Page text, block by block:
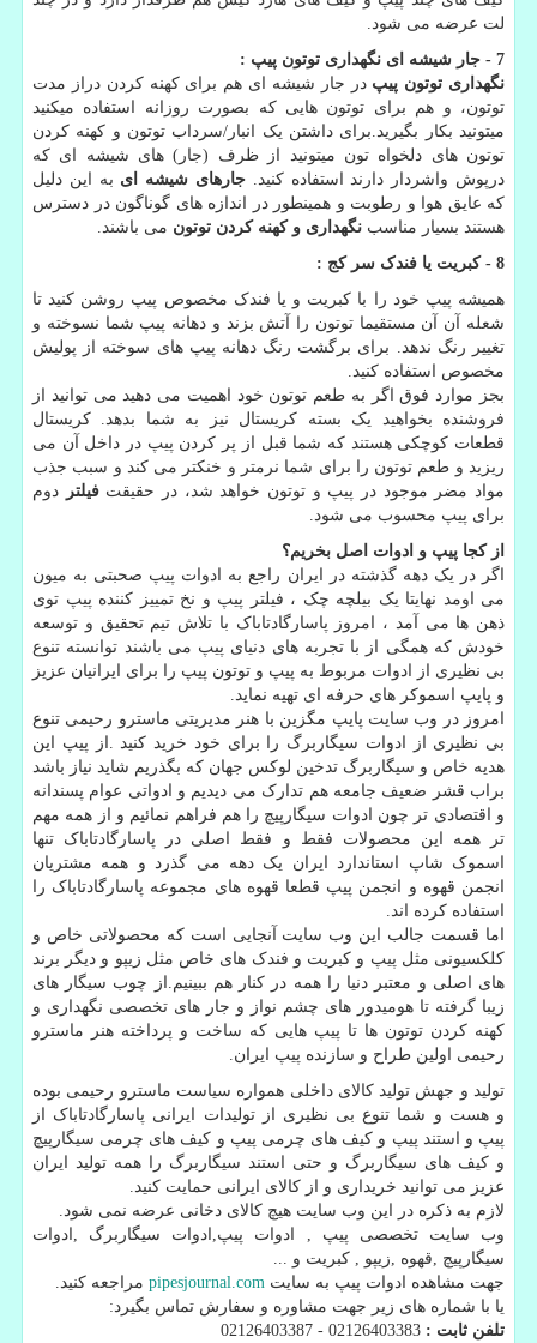
لت عرضه می شود.
7 - جار شیشه ای نگهداری توتون پیپ :
نگهداری توتون پیپ در جار شیشه ای هم برای کهنه کردن دراز مدت
توتون، و هم برای توتون هایی که بصورت روزانه استفاده میکنید
میتونید بکار بگیرید.برای داشتن یک انبار/سرداب توتون و کهنه کردن
توتون های دلخواه تون میتونید از ظرف (جار) های شیشه ای که
درپوش واشردار دارند استفاده کنید. جارهای شیشه ای به این دلیل
که عایق هوا و رطوبت و همینطور در اندازه های گوناگون در دسترس
هستند بسیار مناسب نگهداری و کهنه کردن توتون می باشند.
8 - کبریت یا فندک سر کج :
همیشه پیپ خود را با کبریت و یا فندک مخصوص پیپ روشن کنید تا
شعله آن آن مستقیما توتون را آتش بزند و دهانه پیپ شما نسوخته و
تغییر رنگ ندهد. برای برگشت رنگ دهانه پیپ های سوخته از پولیش
مخصوص استفاده کنید.
بجز موارد فوق اگر به طعم توتون خود اهمیت می دهید می توانید از
فروشنده بخواهید یک بسته کریستال نیز به شما بدهد. کریستال
قطعات کوچکی هستند که شما قبل از پر کردن پیپ در داخل آن می
ریزید و طعم توتون را برای شما نرمتر و خنکتر می کند و سبب جذب
مواد مضر موجود در پیپ و توتون خواهد شد، در حقیقتفیلتر
دوم
برای پیپ محسوب می شود.
از کجا پیپ و ادوات اصل بخریم؟
اگر در یک دهه گذشته در ایران راجع به ادوات پیپ صحبتی به میون
می اومد نهایتا یک بیلچه چک ، فیلتر پیپ و نخ تمییز کننده پیپ توی
ذهن ها می آمد ، امروز پاسارگادتاباک با تلاش تیم تحقیق و توسعه
خودش که همگی از با تجربه های دنیای پیپ می باشند توانسته تنوع
بی نظیری از ادوات مربوط به پیپ و توتون پیپ را برای ایرانیان عزیز
و پایپ اسموکر های حرفه ای تهیه نماید.
امروز در وب سایت پایپ مگزین با هنر مدیریتی ماسترو رحیمی تنوع
بی نظیری از ادوات سیگاربرگ را برای خود خرید کنید .از پیپ این
هدیه خاص و سیگاربرگ تدخین لوکس جهان که بگذریم شاید نیاز باشد
براب قشر ضعیف جامعه هم تدارک می دیدیم و ادواتی عوام پسندانه
و اقتصادی تر چون ادوات سیگارپیچ را هم فراهم نمائیم و از همه مهم
تر همه این محصولات فقط و فقط اصلی در پاسارگادتاباک تنها
اسموک شاپ استاندارد ایران یک دهه می گذرد و همه مشتریان
انجمن قهوه و انجمن پیپ قطعا قهوه های مجموعه پاسارگادتاباک را
استفاده کرده اند.
اما قسمت جالب این وب سایت آنجایی است که محصولاتی خاص و
کلکسیونی مثل پیپ و کبریت و فندک های خاص مثل زیپو و دیگر برند
های اصلی و معتبر دنیا را همه در کنار هم ببینیم.از چوب سیگار های
زیبا گرفته تا هومیدور های چشم نواز و جار های تخصصی نگهداری و
کهنه کردن توتون ها تا پیپ هایی که ساخت و پرداخته هنر ماسترو
رحیمی اولین طراح و سازنده پیپ ایران.
تولید و جهش تولید کالای داخلی همواره سیاست ماسترو رحیمی بوده
و هست و شما تنوع بی نظیری از تولیدات ایرانی پاسارگادتاباک از
پیپ و استند پیپ و کیف های چرمی پیپ و کیف های چرمی سیگارپیچ
و کیف های سیگاربرگ و حتی استند سیگاربرگ را همه تولید ایران
عزیز می توانید خریداری و از کالای ایرانی حمایت کنید.
لازم به ذکره در این وب سایت هیچ کالای دخانی عرضه نمی شود.
وب سایت تخصصی پیپ , ادوات پیپ,ادوات سیگاربرگ ,ادوات
سیگارپیچ ,قهوه ,زیپو , کبریت و ...
جهت مشاهده ادوات پیپ به سایت pipesjournal.com مراجعه کنید.
یا با شماره های زیر جهت مشاوره و سفارش تماس بگیرد:
تلفن ثابت : 02126403383 - 02126403387